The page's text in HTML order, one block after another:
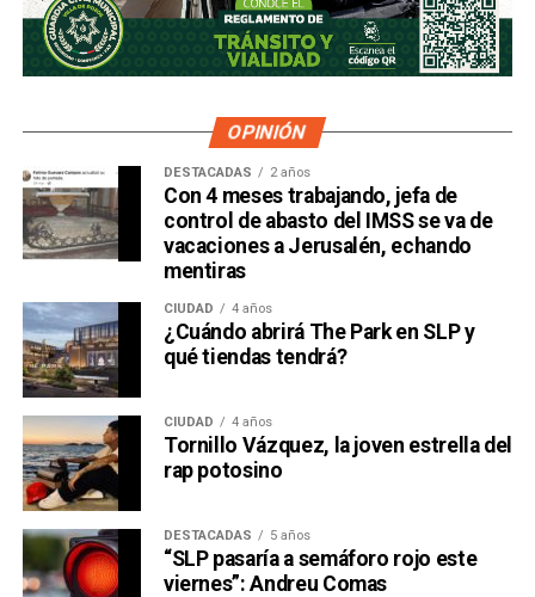
OPINIÓN
DESTACADAS 2 años
Con 4 meses trabajando, jefa de
control de abasto del IMSS se va de
vacaciones a Jerusalén, echando
mentiras
CIUDAD 4 años
¿Cuándo abrirá The Park en SLP y
qué tiendas tendrá?
CIUDAD 4 años
Tornillo Vázquez, la joven estrella del
rap potosino
DESTACADAS 5 años
“SLP pasaría a semáforo rojo este
viernes”: Andreu Comas